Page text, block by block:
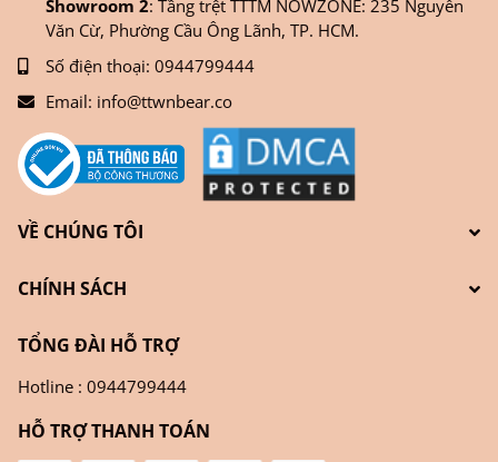
Showroom 2: Tầng trệt TTTM NOWZONE: 235 Nguyễn
Văn Cừ, Phường Cầu Ông Lãnh, TP. HCM.
Số điện thoại: 0944799444
Email: info@ttwnbear.co
VỀ CHÚNG TÔI
CHÍNH SÁCH
TỔNG ĐÀI HỖ TRỢ
Hotline : 0944799444
HỖ TRỢ THANH TOÁN